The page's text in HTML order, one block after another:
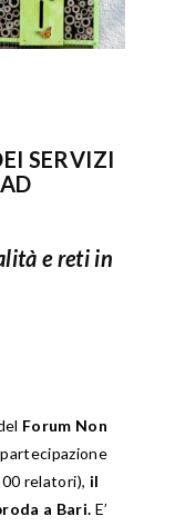
SERVIZI
e reti in
Forum Non
relatori), il
a Bari. E’